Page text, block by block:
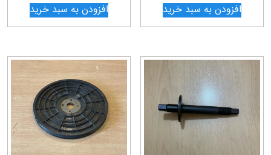
افزودن به سبد خرید افزودن به سبد خرید